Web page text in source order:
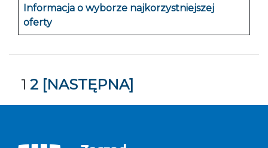
Informacja o wyborze najkorzystniejszej
oferty
Zobacz
kolejne
1 2 [NASTĘPNA]